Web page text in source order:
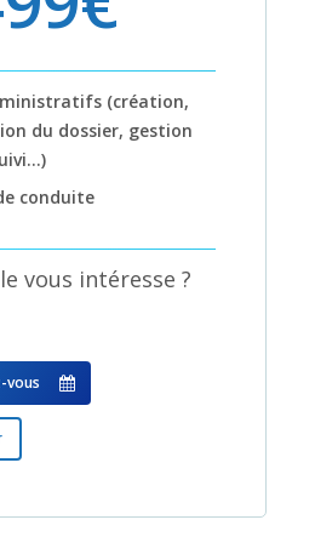
(création,
du dossier, gestion
conduite
vous intéresse ?
vous